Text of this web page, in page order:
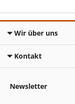
Wir über uns
Kontakt
Newsletter